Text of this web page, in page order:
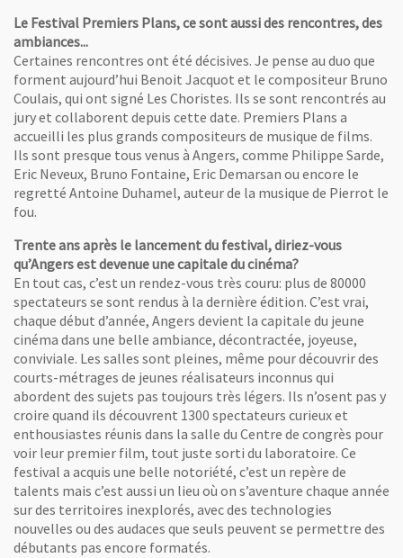
Le Festival Premiers Plans, ce sont aussi des rencontres, des
ambiances...
Certaines rencontres ont été décisives. Je pense au duo que
forment aujourd’hui Benoit Jacquot et le compositeur Bruno
Coulais, qui ont signé Les Choristes. Ils se sont rencontrés au
jury et collaborent depuis cette date. Premiers Plans a
accueilli les plus grands compositeurs de musique de films.
Ils sont presque tous venus à Angers, comme Philippe Sarde,
Eric Neveux, Bruno Fontaine, Eric Demarsan ou encore le
regretté Antoine Duhamel, auteur de la musique de Pierrot le
fou.
Trente ans après le lancement du festival, diriez-vous
qu’Angers est devenue une capitale du cinéma?
En tout cas, c’est un rendez-vous très couru: plus de 80000
spectateurs se sont rendus à la dernière édition. C’est vrai,
chaque début d’année, Angers devient la capitale du jeune
cinéma dans une belle ambiance, décontractée, joyeuse,
conviviale. Les salles sont pleines, même pour découvrir des
courts-métrages de jeunes réalisateurs inconnus qui
abordent des sujets pas toujours très légers. Ils n’osent pas y
croire quand ils découvrent 1300 spectateurs curieux et
enthousiastes réunis dans la salle du Centre de congrès pour
voir leur premier film, tout juste sorti du laboratoire. Ce
festival a acquis une belle notoriété, c’est un repère de
talents mais c’est aussi un lieu où on s’aventure chaque année
sur des territoires inexplorés, avec des technologies
nouvelles ou des audaces que seuls peuvent se permettre des
débutants pas encore formatés.